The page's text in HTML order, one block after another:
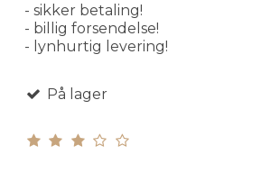
- sikker betaling!
- billig forsendelse!
- lynhurtig levering!
På lager